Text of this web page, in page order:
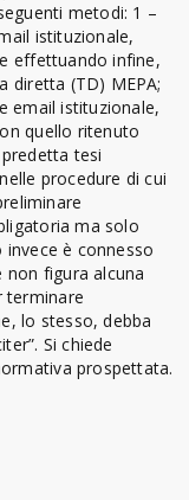
metodi: 1 –
istituzionale,
effettuando infine,
diretta (TD) MEPA;
email istituzionale,
quello ritenuto
tesi
procedure di cui
ma solo
è connesso
non figura alcuna
terminare
lo stesso, debba
Si chiede
prospettata.